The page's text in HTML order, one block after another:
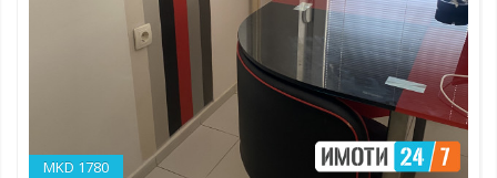
MKD 1780